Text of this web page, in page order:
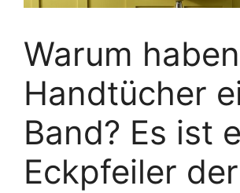
Warum haben
Handtücher
Band? Es ist
Eckpfeiler der